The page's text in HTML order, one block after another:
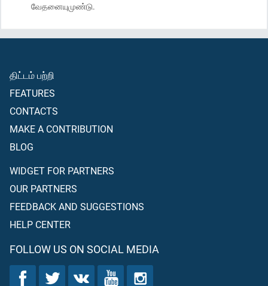
வேதனையுமுண்டு.
திட்டம் பற்றி
FEATURES
CONTACTS
MAKE A CONTRIBUTION
BLOG
WIDGET FOR PARTNERS
OUR PARTNERS
FEEDBACK AND SUGGESTIONS
HELP CENTER
FOLLOW US ON SOCIAL MEDIA